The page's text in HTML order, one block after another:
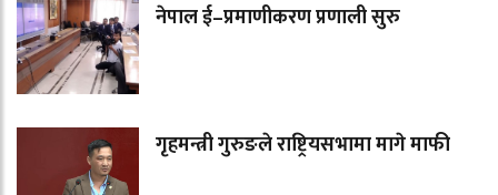
नेपाल ई–प्रमाणीकरण प्रणाली सुरु
गृहमन्त्री गुरुङले राष्ट्रियसभामा मागे माफी